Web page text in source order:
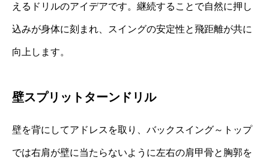
えるドリルのアイデアです。継続することで自然に押し
込みが身体に刻まれ、スイングの安定性と飛距離が共に
向上します。
壁スプリットターンドリル
壁を背にしてアドレスを取り、バックスイング～トップ
では右肩が壁に当たらないように左右の肩甲骨と胸郭を